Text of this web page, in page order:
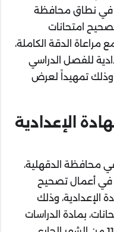
في نطاق محافظة
امتحانات
مراعاة الدقة الكاملة،
للفصل الدراسي
وذلك تمهيداً لعرض
الإعدادية
محافظة الدقهلية،
في أعمال تصحيح
الإعدادية، وذلك
بمادة الدراسات